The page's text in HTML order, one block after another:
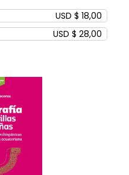
USD $ 18,00
USD $ 28,00